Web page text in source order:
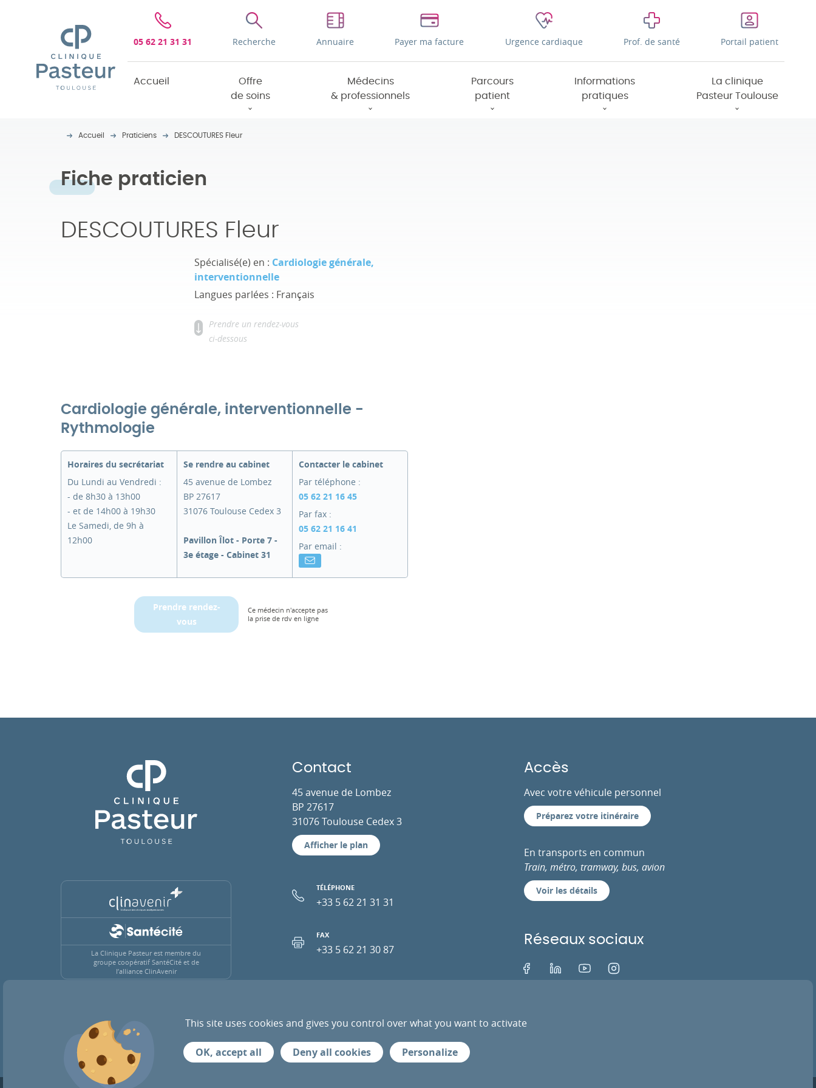
Clinique Pasteur
05 62 21 31 31 Recherche Annuaire Payer ma facture Urgence cardiaque Prof. de santé Portail patient
Accueil
Offre
de soins
Médecins
& professionnels
Parcours
patient
Informations
pratiques
La clinique
Pasteur Toulouse
Accueil Praticiens DESCOUTURES Fleur
Fiche praticien
DESCOUTURES Fleur
Spécialisé(e) en : Cardiologie générale,
interventionnelle
Langues parlées : Français
Prendre un rendez-vous
ci-dessous
Cardiologie générale, interventionnelle -
Rythmologie
Horaires du secrétariat
Du Lundi au Vendredi :
- de 8h30 à 13h00
- et de 14h00 à 19h30
Le Samedi, de 9h à
12h00
Se rendre au cabinet
45 avenue de Lombez
BP 27617
31076 Toulouse Cedex 3
Pavillon Îlot - Porte 7 -
3e étage - Cabinet 31
Contacter le cabinet
Par téléphone :
05 62 21 16 45
Par fax :
05 62 21 16 41
Par email :
Prendre rendez-
vous
Ce médecin n'accepte pas
la prise de rdv en ligne
Clinique Pasteur
La Clinique Pasteur est membre du
groupe coopératif SantéCité et de
l’alliance ClinAvenir
Contact
45 avenue de Lombez
BP 27617
31076 Toulouse Cedex 3
Afficher le plan
TÉLÉPHONE
+33 5 62 21 31 31
FAX
+33 5 62 21 30 87
Accès
Avec votre véhicule personnel
Préparez votre itinéraire
En transports en commun
Train, métro, tramway, bus, avion
Voir les détails
Réseaux sociaux
FacebookLinkedIn Youtube Instagram
ACTUALITÉS RECRUTEMENT PRESSE PRESTATAIRES ESPACE PRO
This site uses cookies and gives you control over what you want to activate
OK, accept all Deny all cookies Personalize